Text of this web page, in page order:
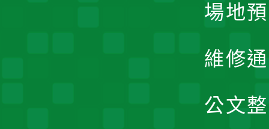
場地
維修
公文